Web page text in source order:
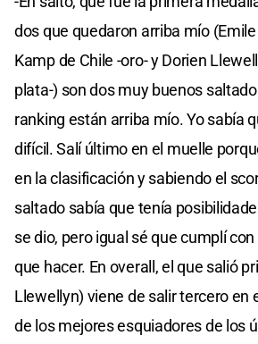
dos que quedaron arriba mío
Kamp de Chile -oro- y Dorien
plata-) son dos muy buenos
ranking están arriba mío. Yo sabía
difícil. Salí último en el muelle
en la clasificación y sabiendo el
saltado sabía que tenía
se dio, pero igual sé que cumplí
que hacer. En overall, el que salió
Llewellyn) viene de salir tercero en
de los mejores esquiadores de los